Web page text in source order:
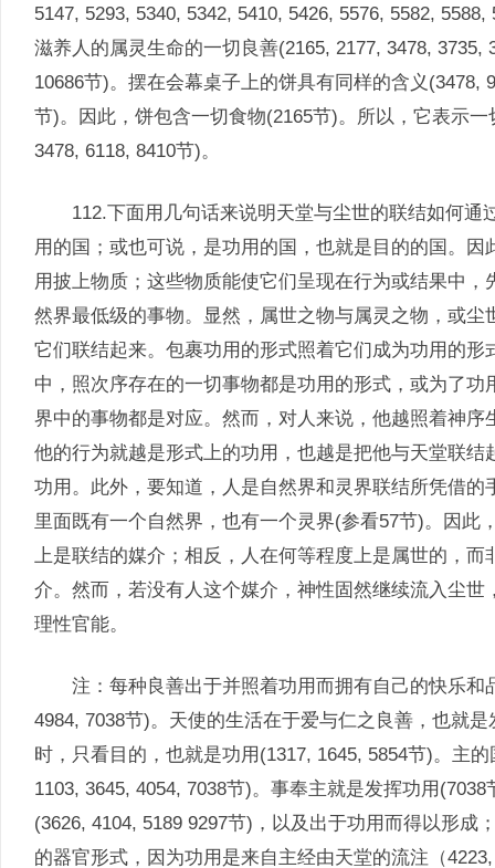
5147, 5293, 5340, 5342, 5410, 5426, 5576, 5582,
滋养人的属灵生命的一切良善(2165, 2177, 3478, 3735,
10686节)。摆在会幕桌子上的饼具有同样的含义(3478,
节)。因此，饼包含一切食物(2165节)。所以，它表示
3478, 6118, 8410节)。
112.下面用几句话来说明天堂与尘世的联结如何通
用的国；或也可说，是功用的国，也就是目的的国。
用披上物质；这些物质能使它们呈现在行为或结果中
然界最低级的事物。显然，属世之物与属灵之物，或
它们联结起来。包裹功用的形式照着它们成为功用的
中，照次序存在的一切事物都是功用的形式，或为了
界中的事物都是对应。然而，对人来说，他越照着神
他的行为就越是形式上的功用，也越是把他与天堂联
功用。此外，要知道，人是自然界和灵界联结所凭借
里面既有一个自然界，也有一个灵界(参看57节)。因此
上是联结的媒介；相反，人在何等程度上是属世的，
介。然而，若没有人这个媒介，神性固然继续流入尘
理性官能。
注：每种良善出于并照着功用而拥有自己的快乐和
4984, 7038节)。天使的生活在于爱与仁之良善，也就
时，只看目的，也就是功用(1317, 1645, 5854节)。主
1103, 3645, 4054, 7038节)。事奉主就是发挥功用
(3626, 4104, 5189 9297节)，以及出于功用而得以形成
的器官形式，因为功用是来自主经由天堂的流注（